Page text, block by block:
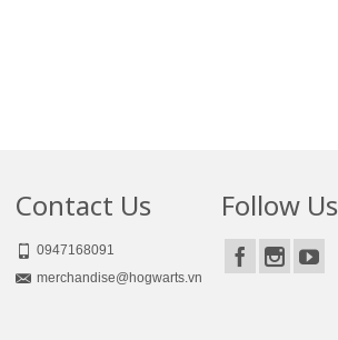
Contact Us
0947168091
merchandise@hogwarts.vn
Follow Us